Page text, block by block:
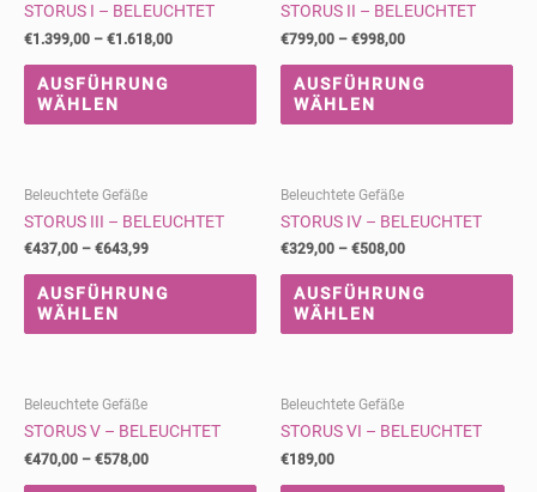
STORUS I – BELEUCHTET
€1.399,00 – €1.618,00
AUSFÜHRUNG
WÄHLEN
STORUS II – BELEUCHTET
€799,00 – €998,00
AUSFÜHRUNG
WÄHLEN
Beleuchtete Gefäße
STORUS III – BELEUCHTET
€437,00 – €643,99
AUSFÜHRUNG
WÄHLEN
Beleuchtete Gefäße
STORUS IV – BELEUCHTET
€329,00 – €508,00
AUSFÜHRUNG
WÄHLEN
Beleuchtete Gefäße
STORUS V – BELEUCHTET
€470,00 – €578,00
Beleuchtete Gefäße
STORUS VI – BELEUCHTET
€189,00